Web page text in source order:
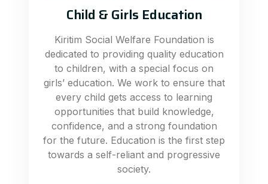
Child & Girls Education
Kiritim Social Welfare Foundation is
dedicated to providing quality education
to children, with a special focus on
girls’ education. We work to ensure that
every child gets access to learning
opportunities that build knowledge,
confidence, and a strong foundation
for the future. Education is the first step
towards a self-reliant and progressive
society.